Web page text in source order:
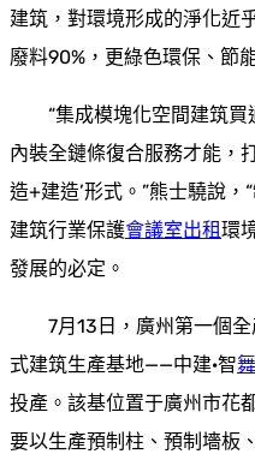
建筑，對環境形成的淨化近
廢料90%，更綠色環保、節
“集成模塊化空間建筑
內裝全鏈條復合服務才能，
造+建造’形式。”熊士驍說，
建筑行業保護會議室出租環
發展的必定。
7月13日，廣州第一個
式建筑生產基地——中建·智
投產。該基位置于廣州市花
要以生產預制柱、預制墻板